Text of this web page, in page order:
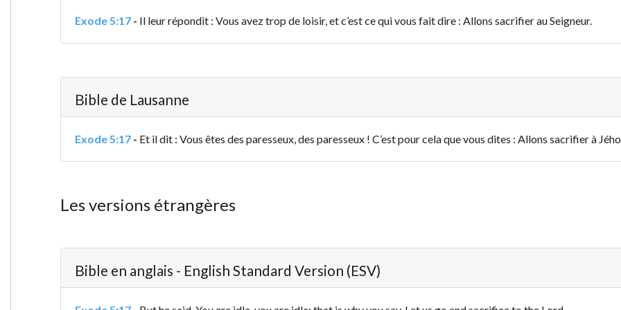
Exode 5:17- Il leur répondit : Vous avez trop de loisir, et c’est ce qui vous fait dire : Allons sacrifier au Seigneur.
Bible de Lausanne
Exode 5:17- Et il dit : Vous êtes des paresseux, des paresseux ! C’est pour cela que vous dites : Allons sacrifier à
Les versions étrangères
Bible en anglais - English Standard Version (ESV)